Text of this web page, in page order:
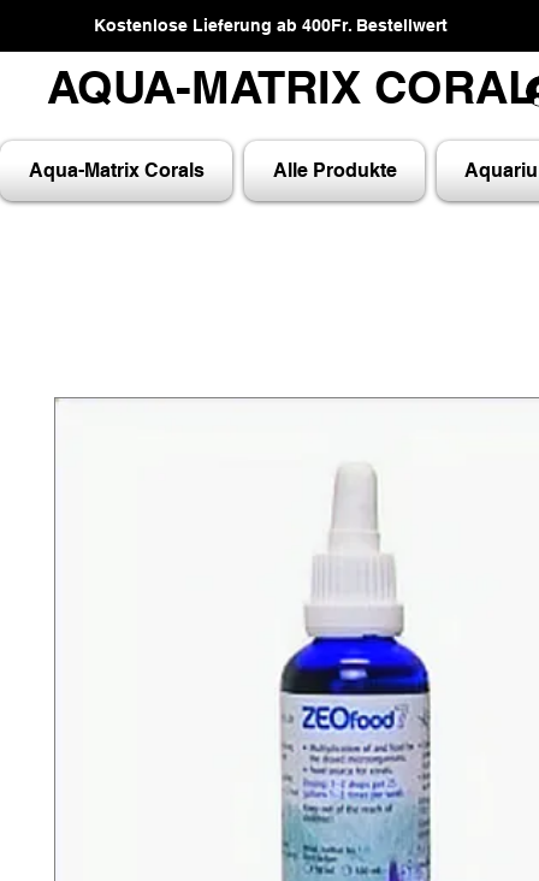
Kostenlose Lieferung ab 400Fr. Bestellwert
AQUA-MATRIX
AQUA-MATRIX
Aqua-Matrix Corals Alle Produkte